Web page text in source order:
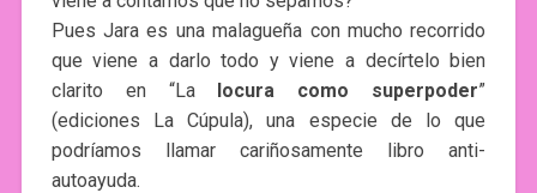
Pues Jara es una malagueña con mucho recorrido
que viene a darlo todo y viene a decírtelo bien
clarito en “Lalocura como superpoder”
(ediciones La Cúpula), una especie de lo que
podríamos llamar cariñosamente libro anti-
autoayuda.